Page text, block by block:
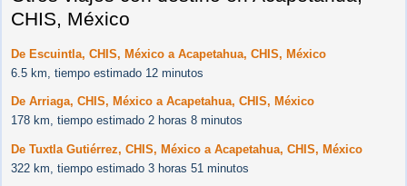
CHIS, México
De Escuintla, CHIS, México a Acapetahua, CHIS, México
6.5 km, tiempo estimado 12 minutos
De Arriaga, CHIS, México a Acapetahua, CHIS, México
178 km, tiempo estimado 2 horas 8 minutos
De Tuxtla Gutiérrez, CHIS, México a Acapetahua, CHIS, México
322 km, tiempo estimado 3 horas 51 minutos